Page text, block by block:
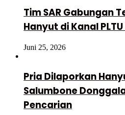
Tim SAR Gabungan
Hanyut di Kanal
Juni 25, 2026
Pria Dilaporkan
Salumbone
Pencarian